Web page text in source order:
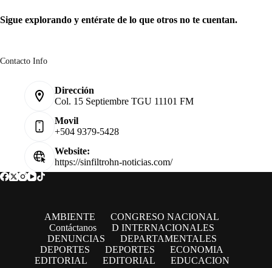
Sigue explorando y entérate de lo que otros no te cuentan.
Contacto Info
Dirección
Col. 15 Septiembre TGU 11101 FM
Movil
+504 9379-5428
Website:
https://sinfiltrohn-noticias.com/
AMBIENTE
CONGRESO NACIONAL
Contáctanos
D INTERNACIONALES
DENUNCIAS
DEPARTAMENTALES
DEPORTES
DEPORTES
ECONOMIA
EDITORIAL
EDITORIAL
EDUCACION